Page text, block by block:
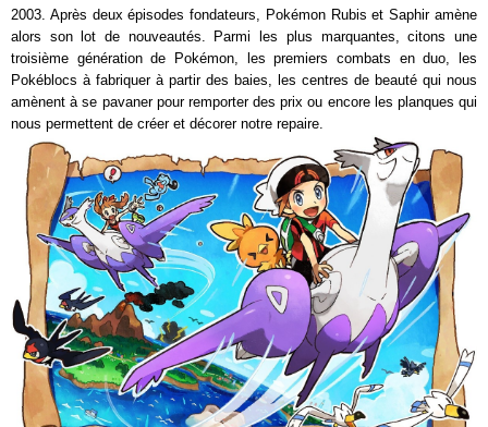
2003. Après deux épisodes fondateurs, Pokémon Rubis et Saphir amène
alors son lot de nouveautés. Parmi les plus marquantes, citons une
troisième génération de Pokémon, les premiers combats en duo, les
Pokéblocs à fabriquer à partir des baies, les centres de beauté qui nous
amènent à se pavaner pour remporter des prix ou encore les planques qui
nous permettent de créer et décorer notre repaire.